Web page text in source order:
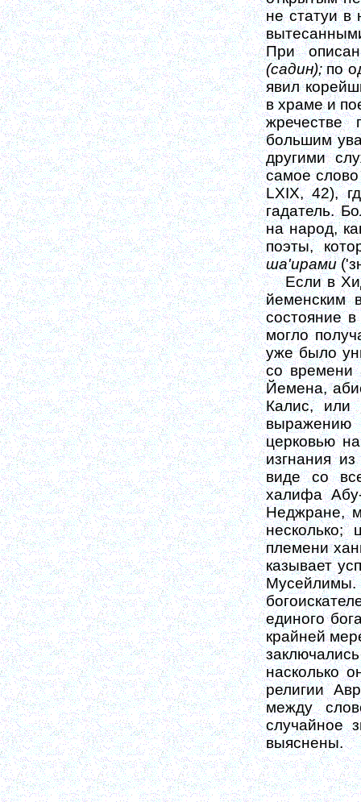
не статуи
При
(садин);по
явил
в храме и
жречестве
большим
другими
самое
LXIX, 42),
гадатель.
на народ,
поэты,
ша'ирами
Если в
йеменским
состоя­ние
могло
уже было
со времени
Йемена,
Калис,или
выражению
церковью
изгнания
виде со
халифа
Неджране,
племени
казывает
единого
крайней
насколько
религии
между
случайное
выяснены.